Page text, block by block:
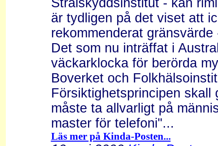
Strålskyddsinstitut - kan
är tydligen på det viset att
rekommenderat
Det som nu inträffat i
väckarklocka för berörda
Boverket och
Försiktighetsprincipen skall
måste ta allvarligt på
master för telefoni"...
Läs mer på Kinda-Posten...